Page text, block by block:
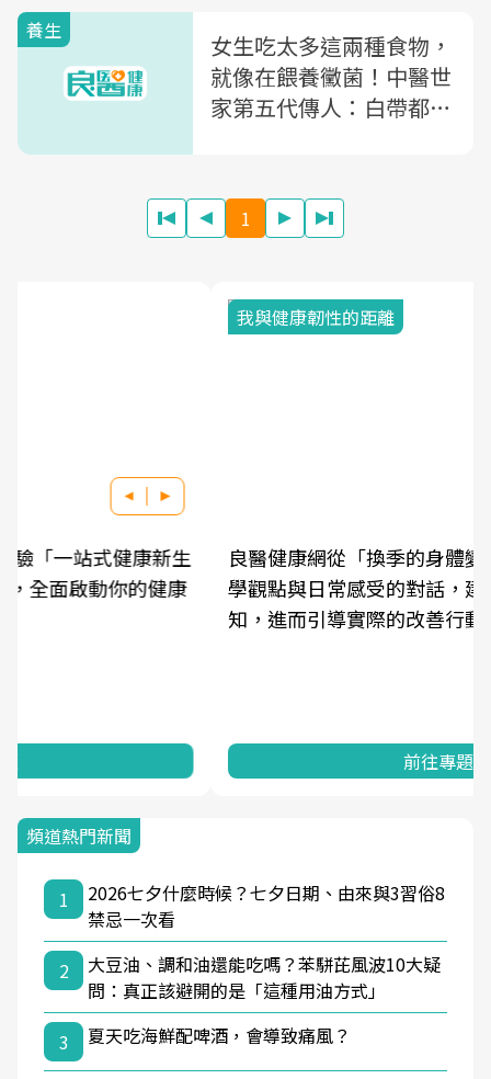
養生
女生吃太多這兩種食物，
就像在餵養黴菌！中醫世
家第五代傳人：白帶都是
1
良醫健康網從「換季的身體變化」出發，透過醫
學觀點與日常感受的對話，建立對亞健康的認
知，進而引導實際的改善行動。
頻道熱門新聞
1
2026七夕什麼時候？七夕日期、由來與3習俗8
禁忌一次看
2
大豆油、調和油還能吃嗎？苯駢芘風波10大疑
問：真正該避開的是「這種用油方式」
3
夏天吃海鮮配啤酒，會導致痛風？